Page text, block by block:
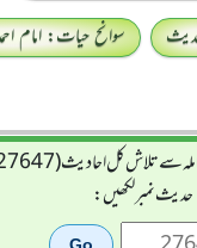
سوانح حیات: امام
سے تلاش کل احادیث (27647)
حدیث نمبر لکھیں: